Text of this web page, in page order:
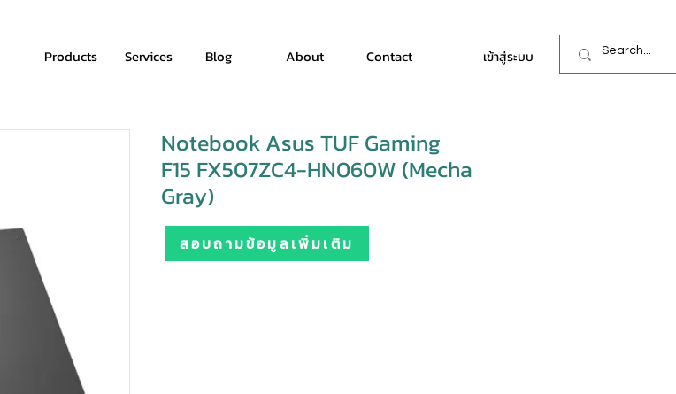
Products Services Blog About Contact เข้าสู่ระบบ
Notebook Asus TUF Gaming
F15 FX507ZC4-HN060W (Mecha
Gray)
สอบถามข้อมูลเพิ่มเติม